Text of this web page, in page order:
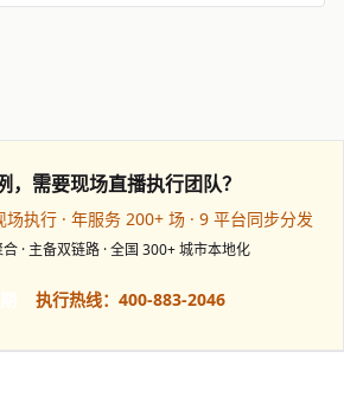
，需要现场直播执行团队？
执行 · 年服务 200+ 场 · 9 平台同步分发
合 · 主备双链路 · 全国 300+ 城市本地化
执行热线：400-883-2046